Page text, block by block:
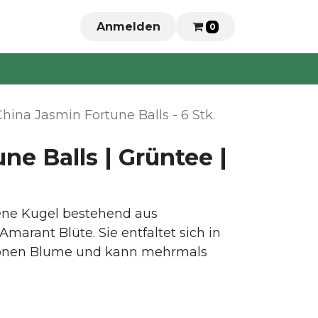
Anmelden 0
Jasmin Fortune Balls - 6 Stk.
Balls | Grüntee |
Kugel bestehend aus
Blüte. Sie entfaltet sich in
Blume und kann mehrmals